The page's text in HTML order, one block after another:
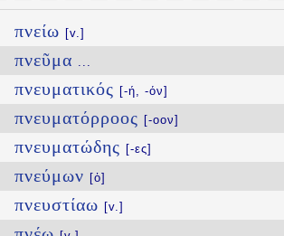
πνείω [v.]
πνεῦμα
πνευματικός [-ή, -όν]
πνευματόρροος [-οον]
πνευματώδης [-ες]
πνεύμων [ὁ]
πνευστίαω [v.]